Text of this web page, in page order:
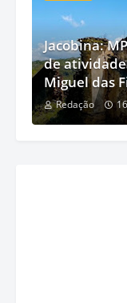
Jacobina:
de
Miguel das
Redação